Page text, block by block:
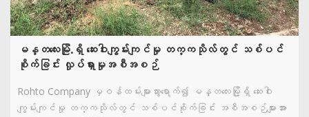
မန္တလေးမြို.ရှိ ဆေးဝါးကျွမ်းကျင်မှု တက္ကသိုလ်တွင် သစ်ပင်
စိုက်ခြင်း လှုပ်ရှားမှုအစီအစဉ်
Rohto Company မှဝန်ထမ်းများသွားရောက်၍ မန္တလေးမြို့ရှိ ဆေးဝါး
ကျွမ်းကျင်မှု တက္ကသိုလ်တွင် သစ်ပင်စိုက်ခြင်း အစီအစဉ်များအား